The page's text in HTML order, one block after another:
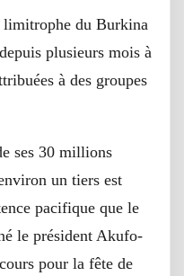
limitrophe du Burkina
plusieurs mois à
à des groupes
ses 30 millions
un tiers est
pacifique que le
le président Akufo-
pour la fête de